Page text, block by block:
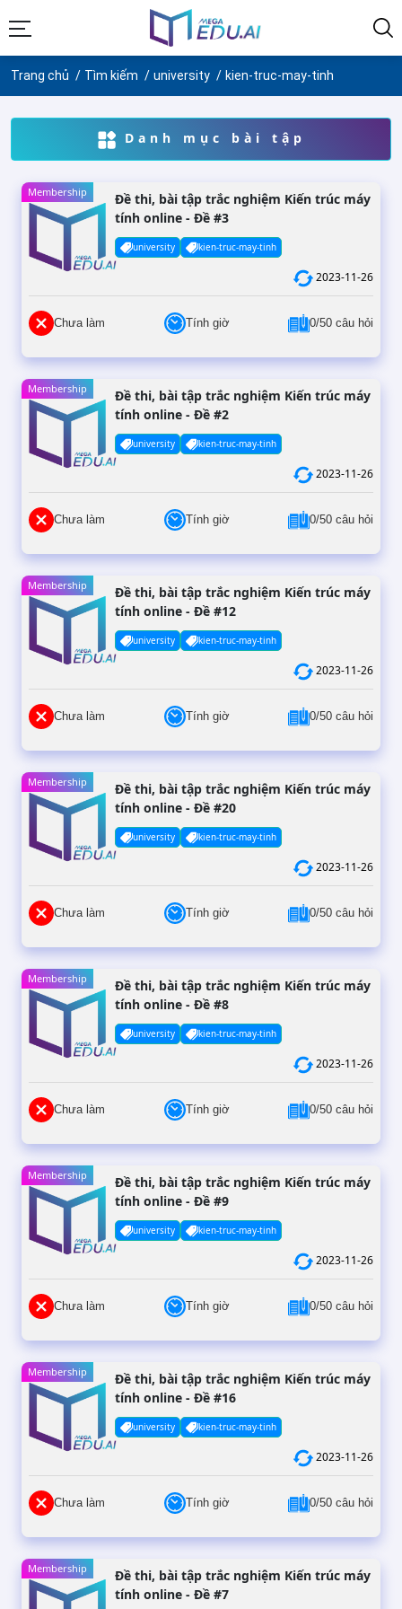
Trang chủ Tìm kiếm university kien-truc-may-tinh
Danh mục bài tập
Membership
Đề thi, bài tập trắc nghiệm Kiến trúc máy
tính online - Đề #3
university kien-truc-may-tinh
2023-11-26
Chưa làm Tính giờ 0/50 câu hỏi
Membership
Đề thi, bài tập trắc nghiệm Kiến trúc máy
tính online - Đề #2
university kien-truc-may-tinh
2023-11-26
Chưa làm Tính giờ 0/50 câu hỏi
Membership
Đề thi, bài tập trắc nghiệm Kiến trúc máy
tính online - Đề #12
university kien-truc-may-tinh
2023-11-26
Chưa làm Tính giờ 0/50 câu hỏi
Membership
Đề thi, bài tập trắc nghiệm Kiến trúc máy
tính online - Đề #20
university kien-truc-may-tinh
2023-11-26
Chưa làm Tính giờ 0/50 câu hỏi
Membership
Đề thi, bài tập trắc nghiệm Kiến trúc máy
tính online - Đề #8
university kien-truc-may-tinh
2023-11-26
Chưa làm Tính giờ 0/50 câu hỏi
Membership
Đề thi, bài tập trắc nghiệm Kiến trúc máy
tính online - Đề #9
university kien-truc-may-tinh
2023-11-26
Chưa làm Tính giờ 0/50 câu hỏi
Membership
Đề thi, bài tập trắc nghiệm Kiến trúc máy
tính online - Đề #16
university kien-truc-may-tinh
2023-11-26
Chưa làm Tính giờ 0/50 câu hỏi
Membership
Đề thi, bài tập trắc nghiệm Kiến trúc máy
tính online - Đề #7